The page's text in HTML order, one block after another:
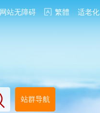
网站无障碍 繁體 适老化
站群导航